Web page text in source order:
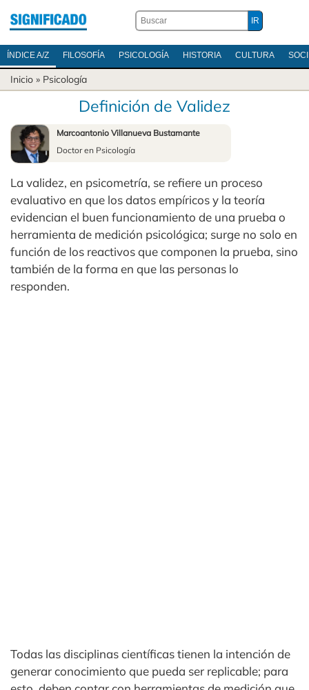
ÍNDICE A/Z FILOSOFÍA PSICOLOGÍA HISTORIA CULTURA
Inicio » Psicología
Definición de Validez
Marcoantonio Villanueva Bustamante
Doctor en Psicología
La validez, en psicometría, se refiere un proceso
evaluativo en que los datos empíricos y la teoría
evidencian el buen funcionamiento de una prueba o
herramienta de medición psicológica; surge no solo en
función de los reactivos que componen la prueba, sino
también de la forma en que las personas lo
responden.
Todas las disciplinas científicas tienen la intención de
generar conocimiento que pueda ser replicable; para